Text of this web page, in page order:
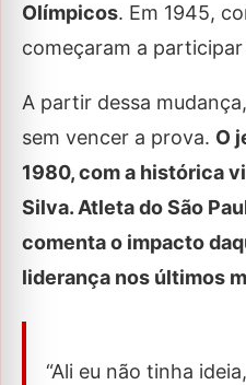
Olímpicos. Em 1945,
começaram a
A partir dessa
sem vencer a prova. O
1980, com a histórica
Silva. Atleta do São
comenta o impacto
liderança nos últimos
“Ali eu não tinha